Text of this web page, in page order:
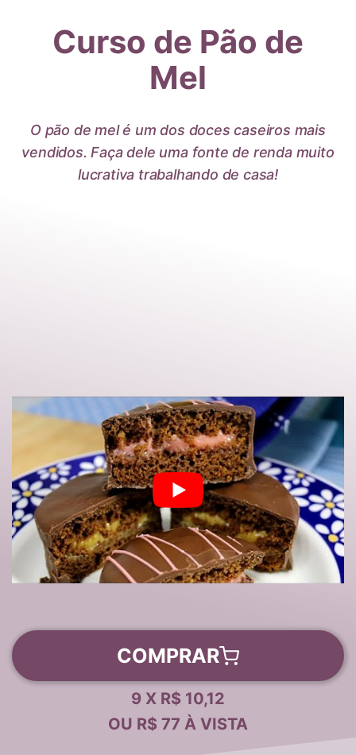
Curso de Pão de
Mel
O pão de mel é um dos doces caseiros mais
vendidos. Faça dele uma fonte de renda muito
lucrativa trabalhando de casa!
COMPRAR
9 X R$ 10,12
OU R$ 77 À VISTA